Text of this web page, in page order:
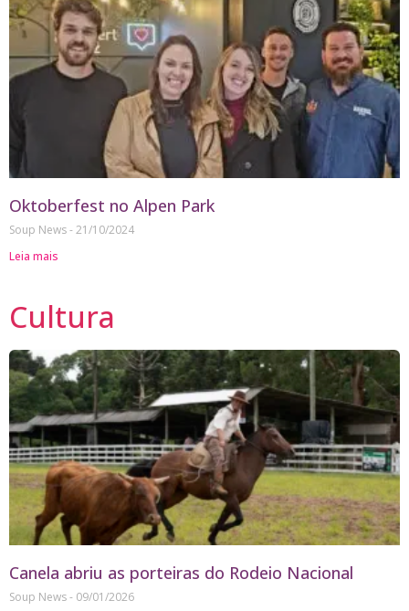
Oktoberfest no Alpen Park
Soup News 21/10/2024
Leia mais
Cultura
Canela abriu as porteiras do Rodeio Nacional
Soup News
09/01/2026